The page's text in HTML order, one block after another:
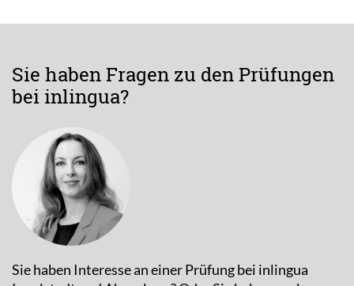
Sie haben Fragen zu den Prüfungen
bei inlingua?
Sie haben Interesse an einer Prüfung bei inlingua